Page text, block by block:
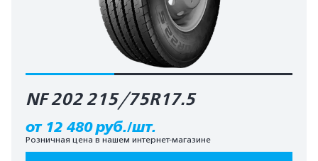
NF 202 215/75R17.5
от 12 480 руб./шт.
Розничная цена в нашем интернет-магазине